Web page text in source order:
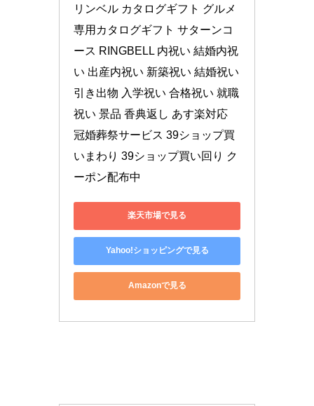
リンベル カタログギフト グルメ
専用カタログギフト サターンコ
ース RINGBELL 内祝い 結婚内祝
い 出産内祝い 新築祝い 結婚祝い
引き出物 入学祝い 合格祝い 就職
祝い 景品 香典返し あす楽対応
冠婚葬祭サービス 39ショップ買
いまわり 39ショップ買い回り ク
ーポン配布中
楽天市場で見る
Yahoo!ショッピングで見る
Amazonで見る